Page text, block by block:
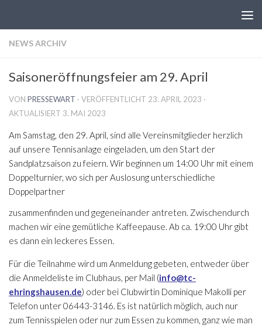
NEWS ARCHIV
Saisoneröffnungsfeier am 29. April
VON PRESSEWART · VERÖFFENTLICHT 23. APRIL 2023 ·
AKTUALISIERT 3. MAI 2023
Am Samstag, den 29. April, sind alle Vereinsmitglieder herzlich
auf unsere Tennisanlage eingeladen, um den Start der
Sandplatzsaison zu feiern. Wir beginnen um 14:00 Uhr mit einem
Doppelturnier, wo sich per Auslosung unterschiedliche
Doppelpartner
zusammenfinden und gegeneinander antreten. Zwischendurch
machen wir eine gemütliche Kaffeepause. Ab ca. 19:00 Uhr gibt
es dann ein leckeres Essen.
Für die Teilnahme wird um Anmeldung gebeten, entweder über
die Anmeldeliste im Clubhaus, per Mail (info@tc-
ehringshausen.de) oder bei Clubwirtin Dominique Makolli per
Telefon unter 06443-3146. Es ist natürlich möglich, auch nur
zum Tennisspielen oder nur zum Essen zu kommen, ganz wie man